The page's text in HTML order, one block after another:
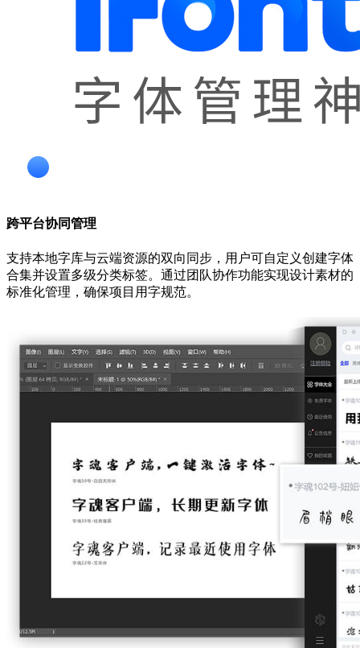
跨平台协同管理
支持本地字库与云端资源的双向同步，用户可自定义创建字体
合集并设置多级分类标签。通过团队协作功能实现设计素材的
标准化管理，确保项目用字规范。